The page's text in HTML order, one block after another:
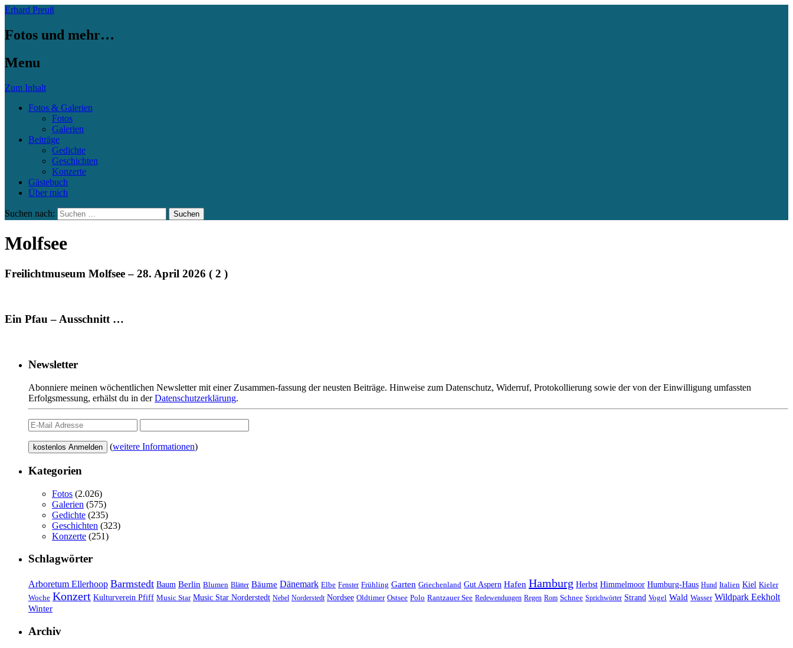
Erhard Preuß
Fotos und mehr…
Menu
Zum Inhalt
Fotos & Galerien
Fotos
Galerien
Beiträge
Gedichte
Geschichten
Konzerte
Gästebuch
Über mich
Suchen nach:
Molfsee
Freilichtmuseum Molfsee – 28. April 2026 ( 2 )
Ein Pfau – Ausschnitt …
Newsletter
Abonniere meinen wöchentlichen Newsletter mit einer Zusammen-fassung der neusten Beiträge. Hinweise zum Datenschutz, Widerruf, Protokollierung sowie der von der Einwilligung umfassten
Erfolgsmessung, erhälst du in derDatenschutzerklärung.
(weitere Informationen)
Kategorien
Fotos (2.026)
Galerien (575)
Gedichte (235)
Geschichten (323)
Konzerte (251)
Schlagwörter
Arboretum Ellerhoop Barmstedt Baum Berlin Blumen Blätter Bäume Dänemark Elbe Fenster Frühling Garten Griechenland Gut Aspern Hafen Hamburg Herbst Himmelmoor Humburg-Haus Hund Italien Kiel Kieler
Woche Konzert Kulturverein Pfiff Music Star Music Star Norderstedt Nebel Norderstedt Nordsee Oldtimer Ostsee Polo Rantzauer See Redewendungen Regen Rom Schnee Sprichwörter Strand Vogel Wald Wasser Wildpark Eekholt
Winter
Archiv